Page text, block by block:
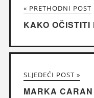
« PRETHODNI POST
KAKO
SLJEDEĆI POST »
MARKA